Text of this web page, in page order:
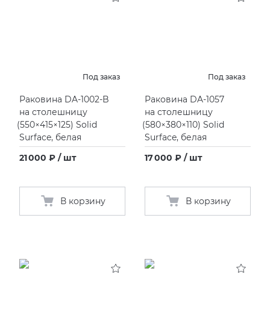
Под заказ
Раковина DA-1002-B
на столешницу
(550×415×125) Solid
Surface, белая
21 000 ₽ / шт
В корзину
Под заказ
Раковина DA-1057
на столешницу
(580×380×110) Solid
Surface, белая
17 000 ₽ / шт
В корзину